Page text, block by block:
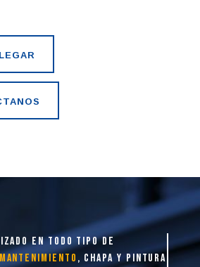
en todo tipo de
, chapa y pintura